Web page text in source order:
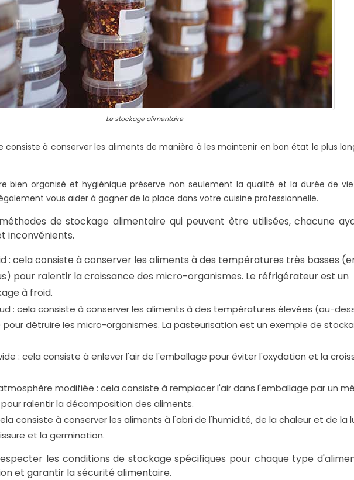
Le stockage alimentaire
consiste à conserver les aliments de manière à les maintenir en bon état le plus
bien organisé et hygiénique préserve non seulement la qualité et la durée de
vous aider à gagner de la place dans votre cuisine professionnelle.
de stockage alimentaire qui peuvent être utilisées, chacune
inconvénients.
: cela consiste à conserver les aliments à des températures très basses
pour ralentir la croissance des micro-organismes. Le réfrigérateur est un
à froid.
: cela consiste à conserver les aliments à des températures élevées (au-
pour détruire les micro-organismes. La pasteurisation est un exemple de
: cela consiste à enlever l'air de l'emballage pour éviter l'oxydation et la
modifiée : cela consiste à remplacer l'air dans l'emballage par un
ralentir la décomposition des aliments.
consiste à conserver les aliments à l'abri de l'humidité, de la chaleur et de la
et la germination.
les conditions de stockage spécifiques pour chaque type
et garantir la sécurité alimentaire.